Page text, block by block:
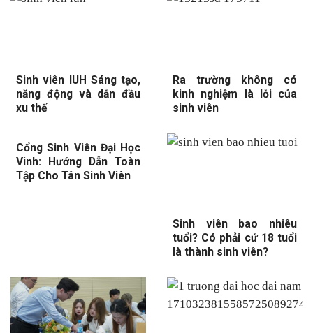
Sinh viên IUH Sáng tạo,
năng động và dẫn đầu
xu thế
Ra trường không có
kinh nghiệm là lỗi của
sinh viên
Cổng Sinh Viên Đại Học
Vinh: Hướng Dẫn Toàn
Tập Cho Tân Sinh Viên
Sinh viên bao nhiêu
tuổi? Có phải cứ 18 tuổi
là thành sinh viên?